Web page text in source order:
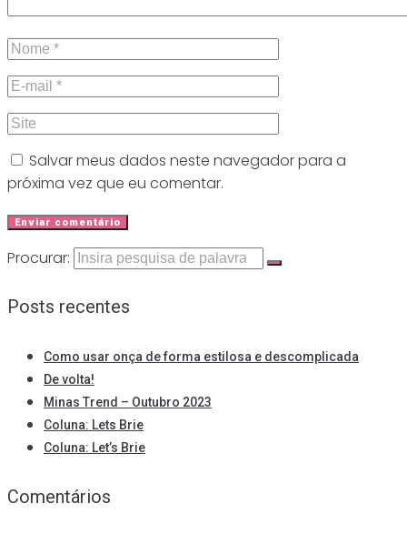
Salvar meus dados neste navegador para a
próxima vez que eu comentar.
Procurar:
Posts recentes
Como usar onça de forma estilosa e descomplicada
De volta!
Minas Trend – Outubro 2023
Coluna: Lets Brie
Coluna: Let’s Brie
Comentários